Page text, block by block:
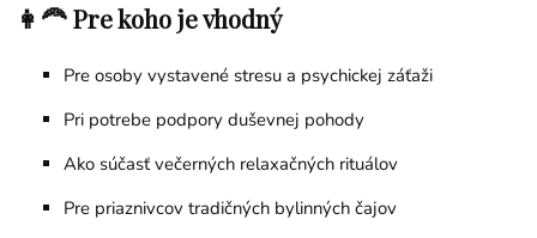
👩‍🦰 Pre koho je vhodný
Pre osoby vystavené stresu a psychickej záťaži
Pri potrebe podpory duševnej pohody
Ako súčasť večerných relaxačných rituálov
Pre priaznivcov tradičných bylinných čajov